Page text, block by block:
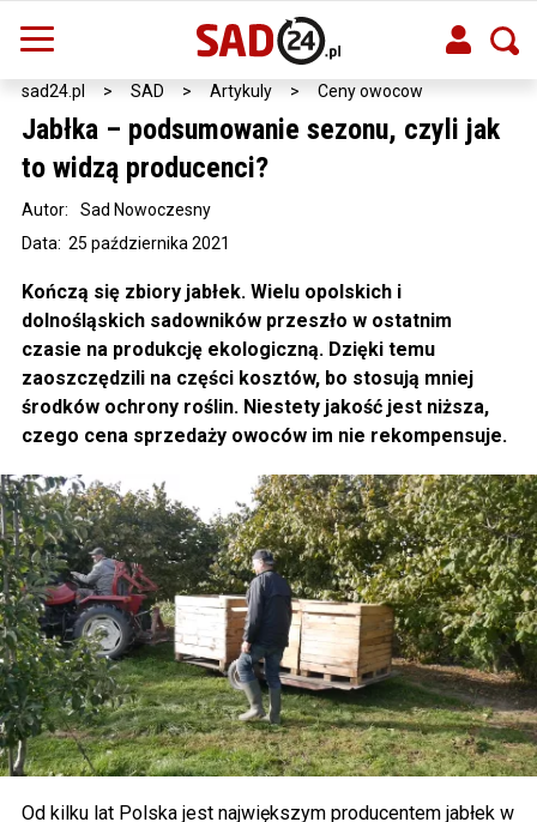
sad24.pl > SAD > Artykuly > Ceny owocow
Jabłka – podsumowanie sezonu, czyli jak
to widzą producenci?
Data: 25 października 2021
Autor: Sad Nowoczesny
Kończą się zbiory jabłek. Wielu opolskich i
dolnośląskich sadowników przeszło w ostatnim
czasie na produkcję ekologiczną. Dzięki temu
zaoszczędzili na części kosztów, bo stosują mniej
środków ochrony roślin. Niestety jakość jest niższa,
czego cena sprzedaży owoców im nie rekompensuje.
Od kilku lat Polska jest największym producentem jabłek w